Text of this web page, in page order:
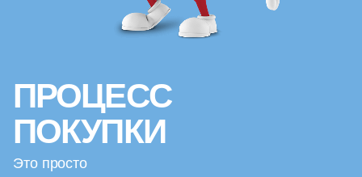
ПРОЦЕСС
ПОКУПКИ
Это просто